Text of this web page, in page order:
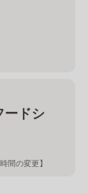
ードシ
間の変更】